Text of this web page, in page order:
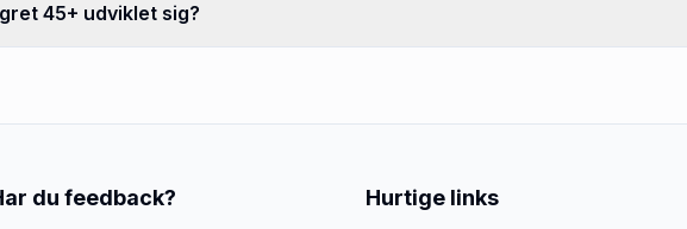
45+ udviklet sig?
du feedback? Hurtige links